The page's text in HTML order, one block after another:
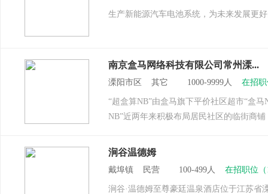
生产新能源汽车电池系统，为未来发展更
南京盒马网络科技有限公司常州溧...
溧阳市区 其它 1000-9999人 在招
“超盒算NB”由盒马旗下平价社区超市“盒
NB”近两年来积极布局居民社区的临街商
涧谷温德姆
戴埠镇 民营 100-499人 在招职位（
涧谷·温德姆至尊豪廷温泉酒店位于江苏省